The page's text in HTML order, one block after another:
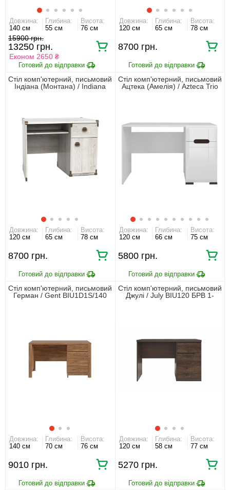
Довжина:
140 см
Глибина:
55 см
Висота:
76 см
15900
13250
Економ 2650 ₴
Довжина:
120 см
Глибина:
65 см
Висота:
78 см
8700
Стіл комп'ютерний, письмовий
Індіана (Монтана) / Indiana
Довжина:
120 см
Глибина:
65 см
Висота:
78 см
8700
Стіл комп'ютерний, письмовий
Ацтека (Амелія) / Azteca Trio
Довжина:
120 см
Глибина:
66 см
Висота:
75 см
5800
Стіл комп'ютерний, письмовий
Герман / Gent BIU1D1S/140
Довжина:
140 см
Глибина:
70 см
Висота:
76 см
9010
Стіл комп'ютерний, письмовий
Джулі / July BIU120 БРВ 1-
Довжина:
120 см
Глибина:
58 см
Висота:
77 см
5270